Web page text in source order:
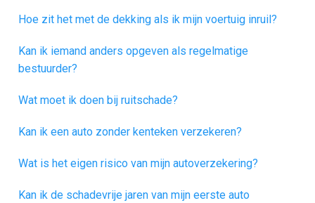
Hoe zit het met de dekking als ik mijn voertuig inruil?
Kan ik iemand anders opgeven als regelmatige
bestuurder?
Wat moet ik doen bij ruitschade?
Kan ik een auto zonder kenteken verzekeren?
Wat is het eigen risico van mijn autoverzekering?
Kan ik de schadevrije jaren van mijn eerste auto